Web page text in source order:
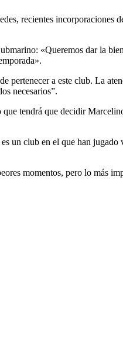
recientes incorporaciones
«Queremos dar la
pertenecer a este club. La
necesarios”.
tendrá que decidir
un club en el que han jugado
momentos, pero lo más